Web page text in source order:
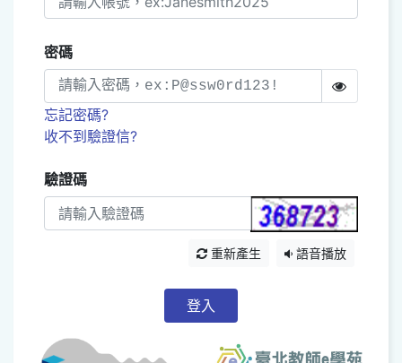
密碼
忘記密碼?
收不到驗證信?
驗證碼
重新產生 語音播放
登入